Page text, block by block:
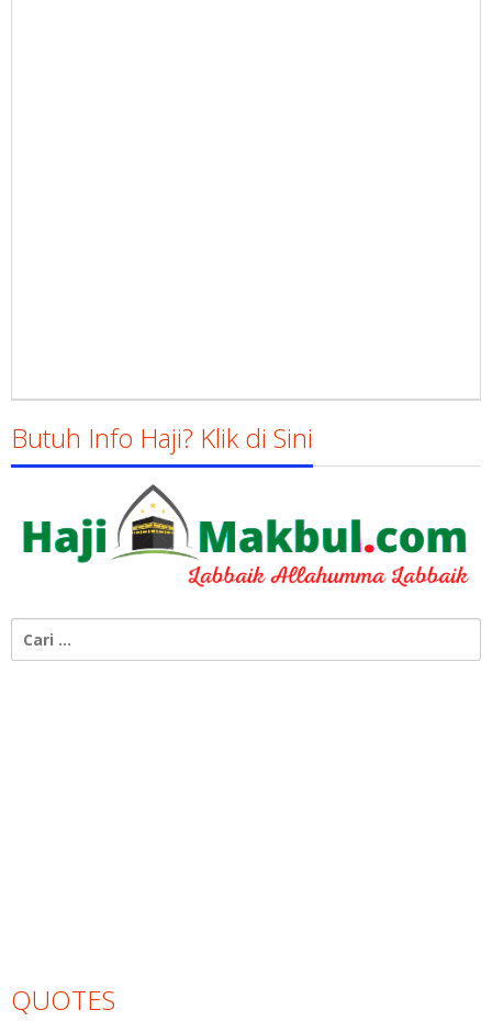
Butuh Info Haji? Klik di Sini
untuk:
QUOTES